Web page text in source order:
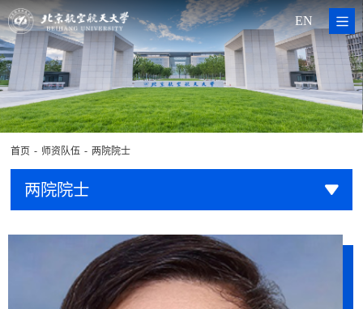
EN
首页 - 师资队伍 - 两院院士
两院院士